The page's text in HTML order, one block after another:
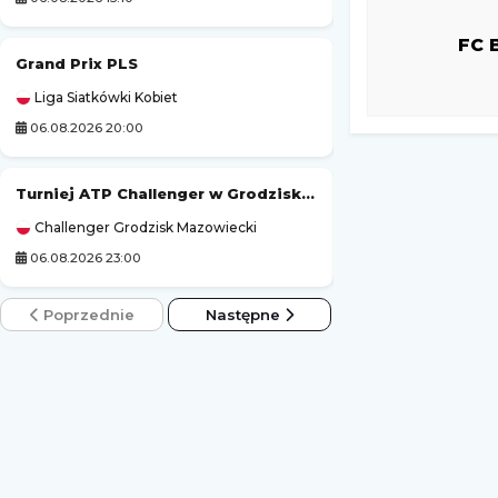
Grand Prix PLS
Liga Siatkówki Kobiet
06.08.2026 20:00
Turniej ATP Challenger w Grodzisku Mazowieckim
Challenger Grodzisk Mazowiecki
06.08.2026 23:00
Poprzednie Następne
FC